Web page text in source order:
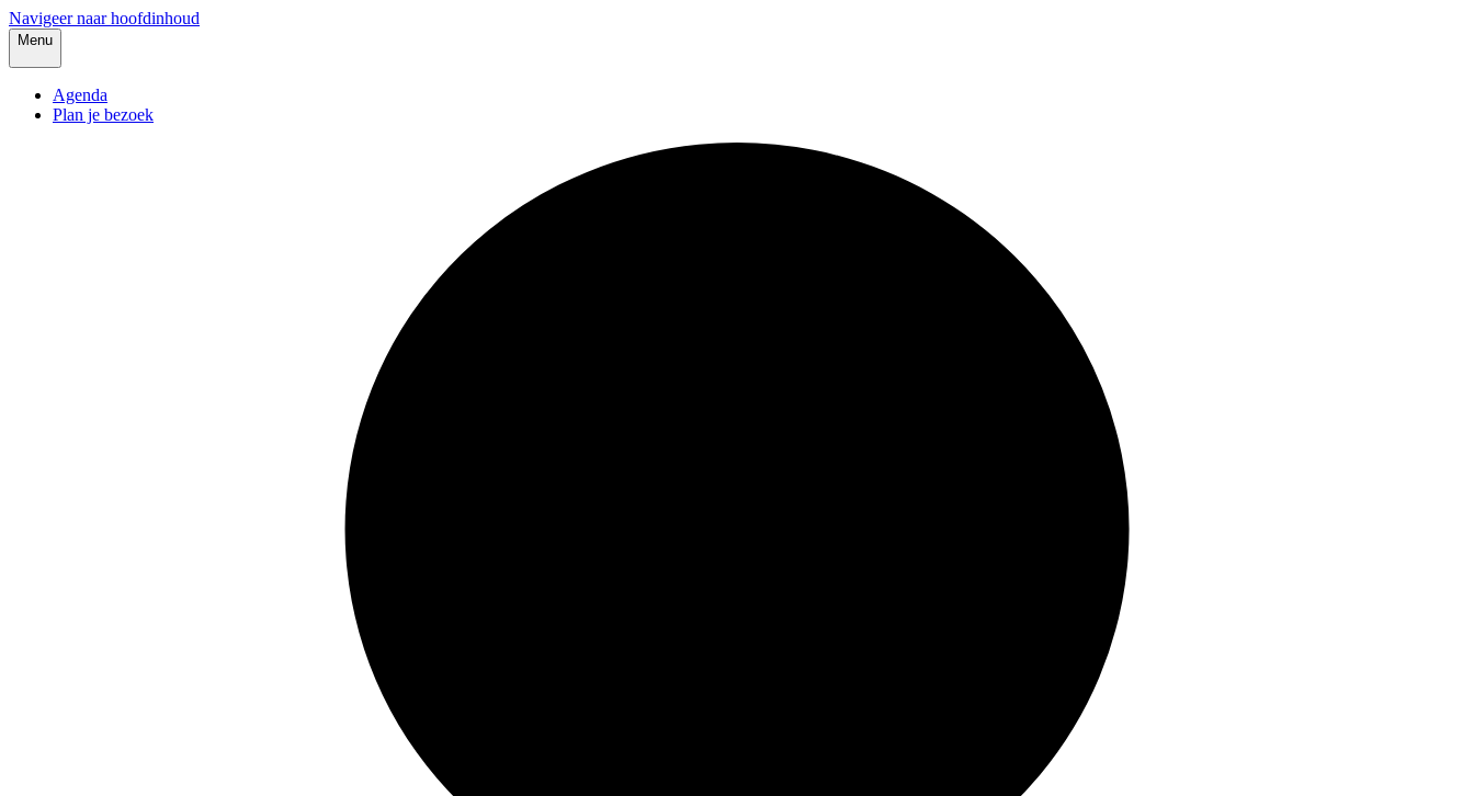
Navigeer naar hoofdinhoud
Menu
Agenda
Plan je bezoek